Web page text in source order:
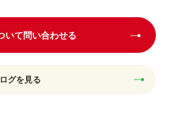
いて問い合わせる
グを見る